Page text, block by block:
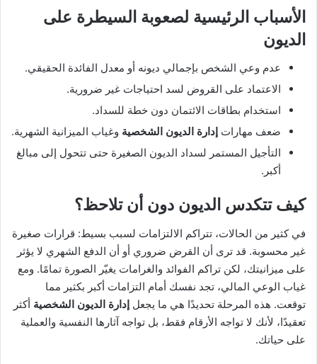
الأسباب الرئيسية لصعوبة السيطرة على
الديون
عدم وعي الشخص بإجمالي ديونه أو معدل الفائدة الحقيقي.
الاعتماد على القروض لسد احتياجات غير ضرورية.
استخدام بطاقات الائتمان دون خطة للسداد.
ضعف مهارات إدارة الديون الشخصية وغياب الميزانية الشهرية.
التأجيل المستمر لسداد الديون الصغيرة حتى تتحول إلى مبالغ
أكبر.
كيف تتكدس الديون دون أن تلاحظ؟
في كثير من الحالات، تتراكم الالتزامات لسبب بسيط: قرارات صغيرة
غير محسوبة. قد ترى أن القرض ضروري أو أن الدفع الشهري لا يؤثر
على ميزانيتك، لكن تراكم الفوائد والغرامات يغيّر الصورة تمامًا. ومع
غياب الوعي المالي، تجد نفسك أمام التزامات أكبر بكثير مما
توقعت. هذه المرحلة تحديدًا هي ما يجعل إدارة الديون الشخصية أكثر
تعقيدًا، لأنك لا تواجه الأرقام فقط، بل تواجه آثارها النفسية والعملية
على حياتك.